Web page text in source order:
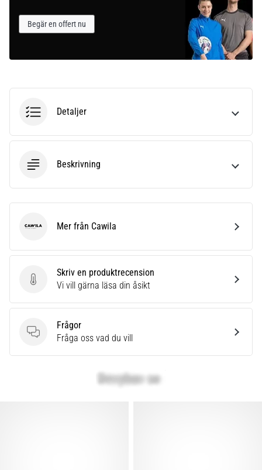
Begär en offert nu
Detaljer
Beskrivning
Skriv en produktrecension
Skriv en produktrecension
Vi vill gärna läsa din åsikt
Frågor
Frågor
Fråga oss vad du vill
Cawila Mer från Cawila